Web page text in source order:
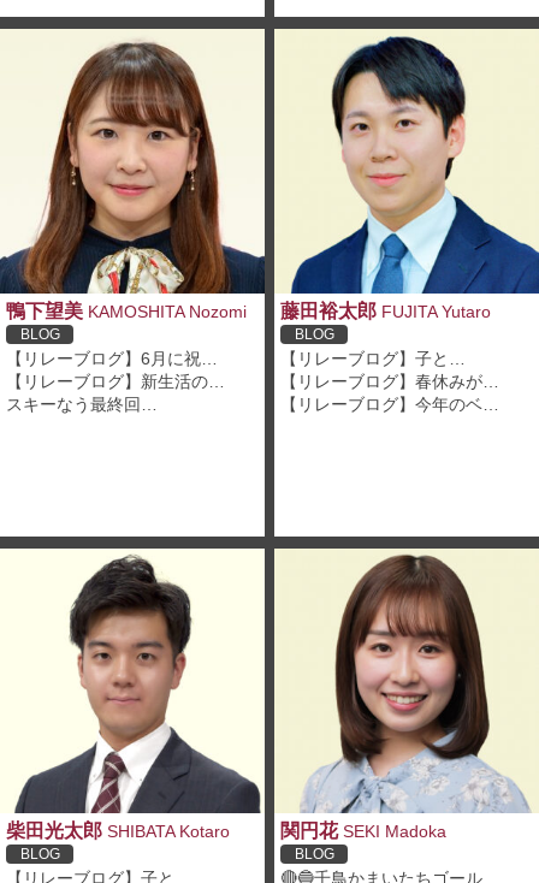
鴨下望美 KAMOSHITA Nozomi
BLOG
【リレーブログ】6月に祝…
【リレーブログ】新生活の…
スキーなう最終回…
藤田裕太郎 FUJITA Yutaro
BLOG
【リレーブログ】子と…
【リレーブログ】春休みが…
【リレーブログ】今年のベ…
柴田光太郎 SHIBATA Kotaro
BLOG
【リレーブログ】子と…
関円花SEKI Madoka
BLOG
🔴🔵千鳥かまいたちゴール…